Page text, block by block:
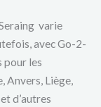
varie
avec Go-2-
les
Anvers, Liège,
d’autres